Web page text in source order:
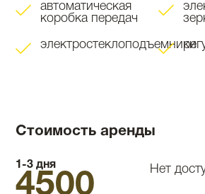
автоматическая
коробка передач
электростеклоподъемники
Стоимость аренды
1-3 дня
4500
Нет